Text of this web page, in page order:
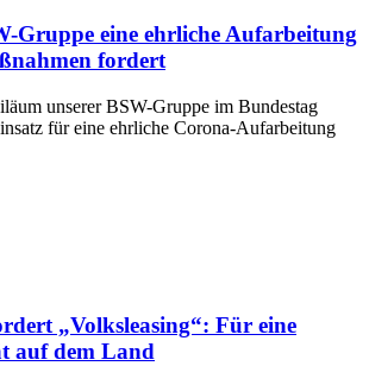
Gruppe eine ehrliche Aufarbeitung
fordert
unserer BSW-Gruppe im Bundestag
für eine ehrliche Corona-Aufarbeitung
„Volksleasing“: Für eine
auf dem Land